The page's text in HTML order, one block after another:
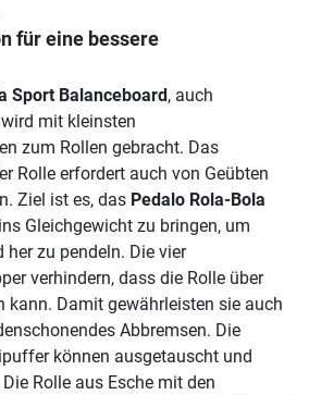
für eine bessere
Sport Balanceboard, auch
mit kleinsten
zum Rollen gebracht. Das
Rolle erfordert auch von Geübten
Ziel ist es, das Pedalo Rola-Bola
ins Gleichgewicht zu bringen, um
zu pendeln. Die vier
verhindern, dass die Rolle über
kann. Damit gewährleisten sie auch
Abbremsen. Die
können ausgetauscht und
Rolle aus Esche mit den